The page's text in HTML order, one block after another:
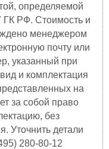
определяемой
ГК РФ. Стоимость и
менеджером
почту или
указанный при
и комплектация
на
за собой право
без
Уточнить детали
280-80-12